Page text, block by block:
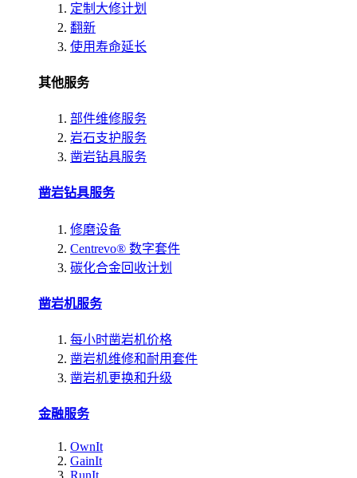
定制大修计划
翻新
使用寿命延长
其他服务
部件维修服务
岩石支护服务
凿岩钻具服务
凿岩钻具服务
修磨设备
Centrevo® 数字套件
碳化合金回收计划
凿岩机服务
每小时凿岩机价格
凿岩机维修和耐用套件
凿岩机更换和升级
金融服务
OwnIt
GainIt
RunIt